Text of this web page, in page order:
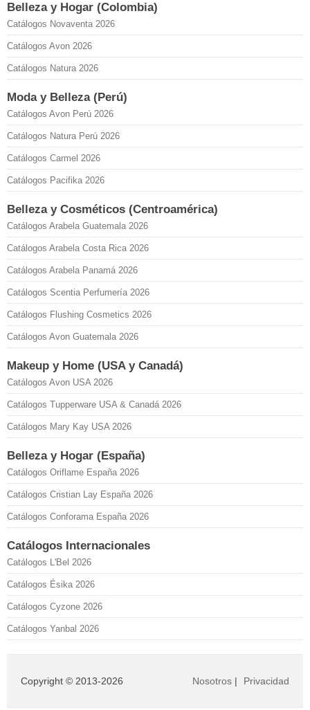
Belleza y Hogar (Colombia)
Catálogos Novaventa 2026
Catálogos Avon 2026
Catálogos Natura 2026
Moda y Belleza (Perú)
Catálogos Avon Perú 2026
Catálogos Natura Perú 2026
Catálogos Carmel 2026
Catálogos Pacifika 2026
Belleza y Cosméticos (Centroamérica)
Catálogos Arabela Guatemala 2026
Catálogos Arabela Costa Rica 2026
Catálogos Arabela Panamá 2026
Catálogos Scentia Perfumería 2026
Catálogos Flushing Cosmetics 2026
Catálogos Avon Guatemala 2026
Makeup y Home (USA y Canadá)
Catálogos Avon USA 2026
Catálogos Tupperware USA & Canadá 2026
Catálogos Mary Kay USA 2026
Belleza y Hogar (España)
Catálogos Oriflame España 2026
Catálogos Cristian Lay España 2026
Catálogos Conforama España 2026
Catálogos Internacionales
Catálogos L'Bel 2026
Catálogos Ésika 2026
Catálogos Cyzone 2026
Catálogos Yanbal 2026
Copyright © 2013-2026 Nosotros | Privacidad